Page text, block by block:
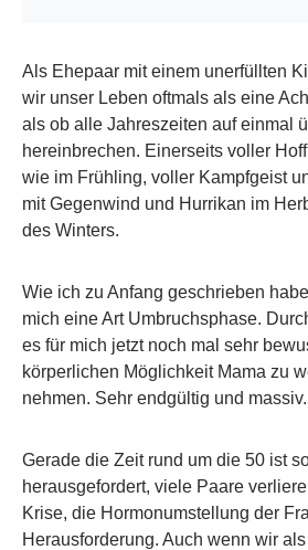
Als Ehepaar mit einem unerfüllten
wir unser Leben oftmals als eine
als ob alle Jahreszeiten auf einmal
hereinbrechen. Einerseits voller
wie im Frühling, voller Kampfgeist
mit Gegenwind und Hurrikan im
des Winters.
Wie ich zu Anfang geschrieben
mich eine Art Umbruchsphase.
es für mich jetzt noch mal sehr
körperlichen Möglichkeit Mama zu
nehmen. Sehr endgültig und massiv.
Gerade die Zeit rund um die 50 ist
herausgefordert, viele Paare
Krise, die Hormonumstellung der
Herausforderung. Auch wenn wir